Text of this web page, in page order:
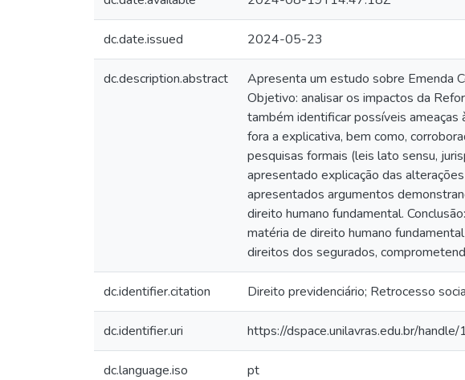
dc.date.issued 2024-05-23
dc.description.abstract
Apresenta um estudo sobre Emenda
Objetivo: analisar os impactos da
também identificar possíveis
fora a explicativa, bem como,
pesquisas formais (leis lato sensu,
apresentado explicação das
apresentados argumentos
direito humano fundamental.
matéria de direito humano
direitos dos segurados,
dc.identifier.citation Direito previdenciário; Retrocesso
dc.identifier.uri https://dspace.unilavras.edu.br/
dc.language.iso pt